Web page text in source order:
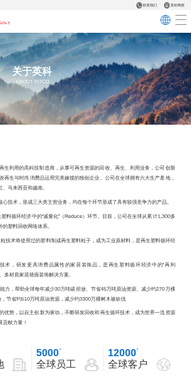
联系我们 英科网群
关于英科
ABOUT INTCO
生利用的高科技制造商，从事可再生资源的回收、再生、利用业务，公司创新
再生与时尚消费品运用完美嫁接的独创企业。公司在全球拥有六大生产基地，
马来西亚和越南。
技术，形成三大类主营业务，均在每个环节形成了具有较强竞争力的产品。
料循环经济中的“减量化”（Reduce）环节。目前，公司在全球从累计1,300多
塑料回收网络体系。
技术将使用过的塑料制成再生塑料粒子，成为工业原材料，是再生塑料循环经
术，研发更具消费品属性的家居装饰品，是再生塑料循环经济中的“再利
多材质家居墙面装饰解决方案。
力，帮助全球每年减少30万吨碳排放、节省45万吨原油资源、减少约270万棵
节省约510万吨原油资源，减少约3300万棵树木被砍伐
优势，以自主创新为驱动，不断研发回收和再生循环技术，成为世界一流资源
贡献力量！
5000+
全球员工
12000+
全球客户